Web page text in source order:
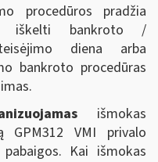
procedūros pradžia
iškelti bankroto /
diena arba
bankroto procedūras
išmokas
GPM312 VMI privalo
Kai išmokas